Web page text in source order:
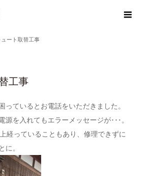
ュート取替工事
工事
っているとお電話をいただきました。
源を入れてもエラーメッセージが･･･。
経っていることもあり、修理できずに
に。